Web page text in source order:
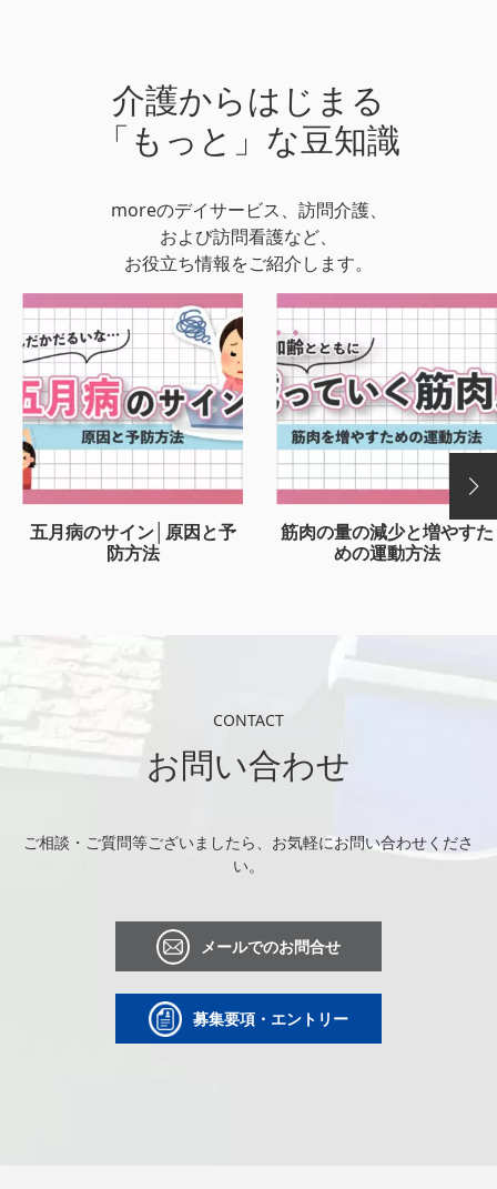
介護からはじまる
「もっと」な豆知識
moreのデイサービス、訪問介護、
および訪問看護など、
お役立ち情報をご紹介します。
五月病のサイン│原因と予
防方法
筋肉の量の減少と増やすた
めの運動方法
CONTACT
お問い合わせ
ご相談・ご質問等ございましたら、お気軽にお問い合わせくださ
い。
メールでのお問合せ
募集要項・エントリー